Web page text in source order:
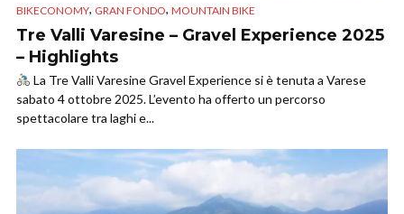
BIKECONOMY, GRAN FONDO, MOUNTAIN BIKE
Tre Valli Varesine – Gravel Experience 2025
– Highlights
La Tre Valli Varesine Gravel Experience si è tenuta a Varese
sabato 4 ottobre 2025. L’evento ha offerto un percorso
spettacolare tra laghi e...